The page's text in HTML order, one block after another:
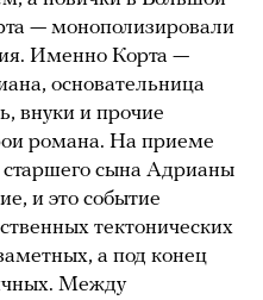
— монополизировали
Именно Корта —
основательница
внуки и прочие
романа. На приеме
сына Адрианы
и это событие
тектонических
а под конец
Между